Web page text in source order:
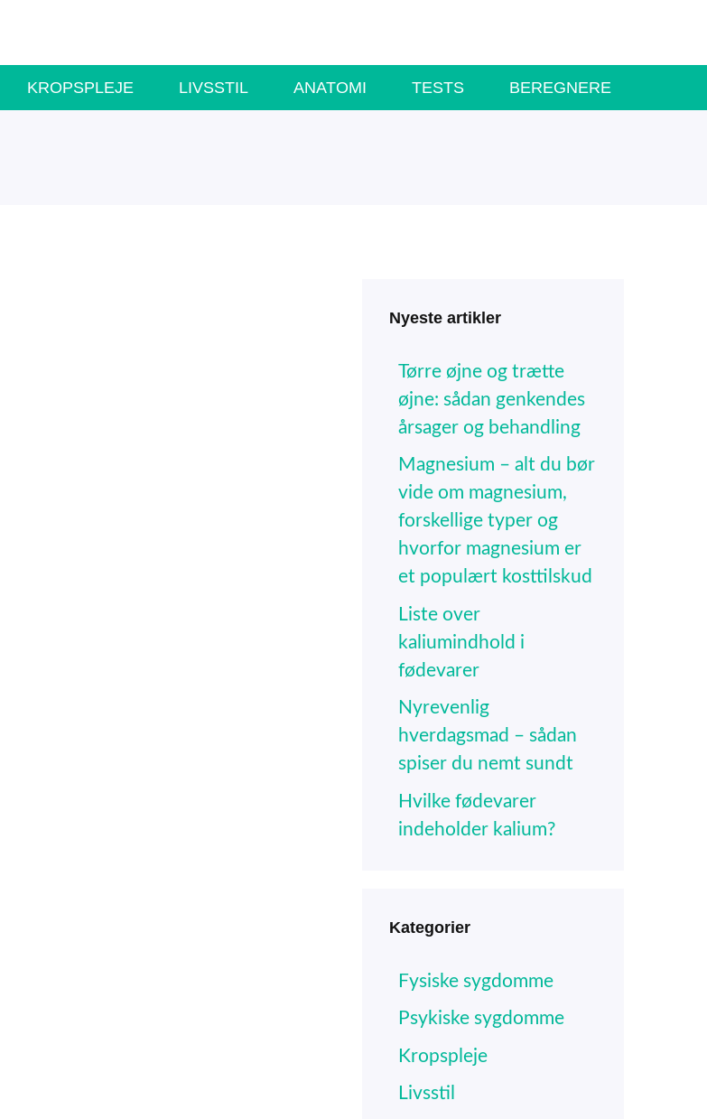
KROPSPLEJE LIVSSTIL ANATOMI TESTS BEREGNERE
Nyeste artikler
Tørre øjne og trætte
øjne: sådan genkendes
årsager og behandling
Magnesium – alt du bør
vide om magnesium,
forskellige typer og
hvorfor magnesium er
et populært kosttilskud
Liste over
kaliumindhold i
fødevarer
Nyrevenlig
hverdagsmad – sådan
spiser du nemt sundt
Hvilke fødevarer
indeholder kalium?
Kategorier
Fysiske sygdomme
Psykiske sygdomme
Kropspleje
Livsstil